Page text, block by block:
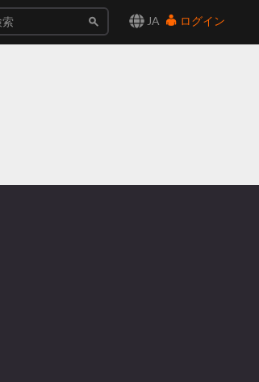
JA ログイン